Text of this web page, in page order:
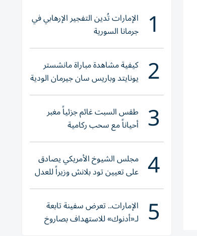
1 الإمارات تُدين التفجير الإرهابي في
جرمانا السورية
2 كيفية مشاهدة مباراة مانشستر
يونايتد وباريس سان جيرمان الودية
والقنوات الناقلة
3 طقس السبت غائم جزئياً مغبر
أحياناً مع سحب ركامية
4 مجلس الشيوخ الأمريكي يصادق
على تعيين تود بلانش وزيراً للعدل
5 الإمارات.. تعرض سفينة تابعة
لـ«أدنوك» للاستهداف بصاروخ